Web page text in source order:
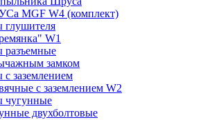
MGF W4 (комплект)
глушителя
W1
разъемные
замком
заземлением
с заземлением W2
чугунные
двухболтовые